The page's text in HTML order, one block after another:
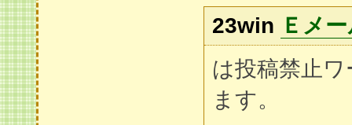
23win Ｅメ
は投稿禁止
ます。